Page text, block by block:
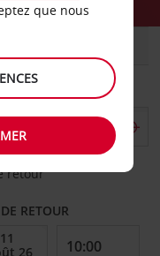
retour
RETOUR
que nous